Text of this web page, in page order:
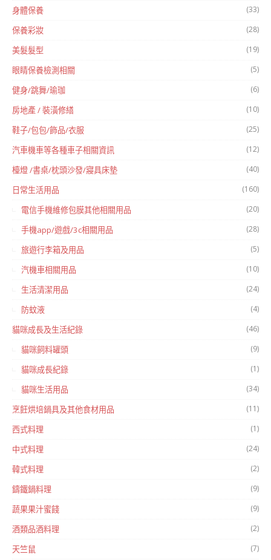
身體保養 (33)
保養彩妝 (28)
美髮髮型 (19)
眼睛保養檢測相關 (5)
健身/跳舞/瑜珈 (6)
房地產 / 裝潢修繕 (10)
鞋子/包包/飾品/衣服 (25)
汽車機車等各種車子相關資訊 (12)
檯燈 /書桌/枕頭沙發/寢具床墊 (40)
日常生活用品 (160)
電信手機維修包膜其他相關用品 (20)
手機app/遊戲/3c相關用品 (28)
旅遊行李箱及用品 (5)
汽機車相關用品 (10)
生活清潔用品 (24)
防蚊液 (4)
貓咪成長及生活紀錄 (46)
貓咪飼料罐頭 (9)
貓咪成長紀錄 (1)
貓咪生活用品 (34)
烹飪烘培鍋具及其他食材用品 (11)
西式料理 (1)
中式料理 (24)
韓式料理 (2)
鑄鐵鍋料理 (9)
蔬果果汁蜜餞 (9)
酒類品酒料理 (2)
天竺鼠 (7)